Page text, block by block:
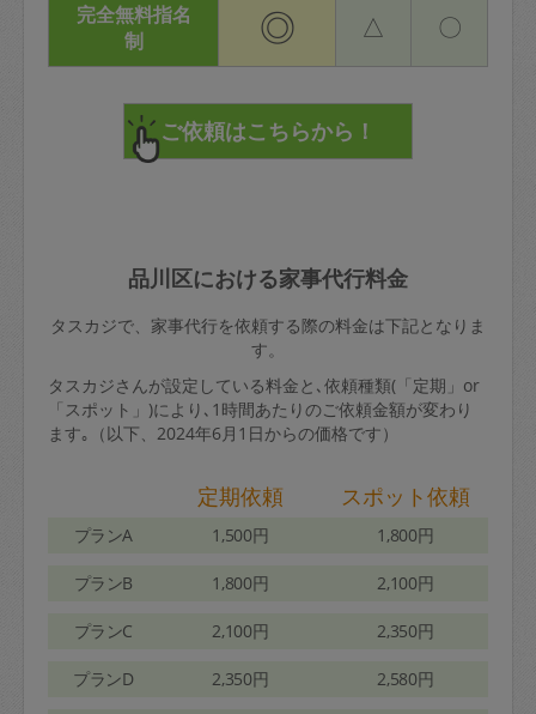
完全無料指名
制
◎ △ 〇
品川区における家事代行料金
タスカジで、家事代行を依頼する際の料金は下記となりま
す。
タスカジさんが設定している料金と､依頼種類(「定期」or
「スポット」)により､1時間あたりのご依頼金額が変わり
ます｡（以下、2024年6月1日からの価格です）
定期依頼 スポット依頼
プランA 1,500円 1,800円
プランB 1,800円 2,100円
プランC 2,100円 2,350円
プランD 2,350円 2,580円